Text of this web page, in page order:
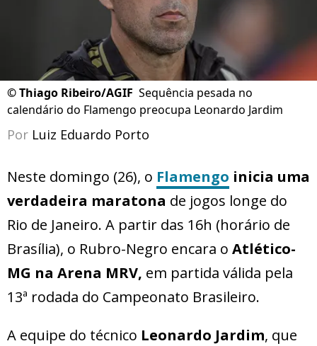
©Thiago Ribeiro/AGIF Sequência pesada no
calendário do Flamengo preocupa Leonardo Jardim
Por Luiz Eduardo Porto
Neste domingo (26), o Flamengo inicia uma
verdadeira maratona de jogos longe do
Rio de Janeiro. A partir das 16h (horário de
Brasília), o Rubro-Negro encara o Atlético-
MG na Arena MRV, em partida válida pela
13ª rodada do Campeonato Brasileiro.
A equipe do técnico Leonardo Jardim, que